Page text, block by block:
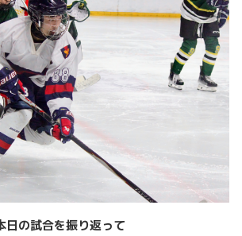
の試合を振り返って